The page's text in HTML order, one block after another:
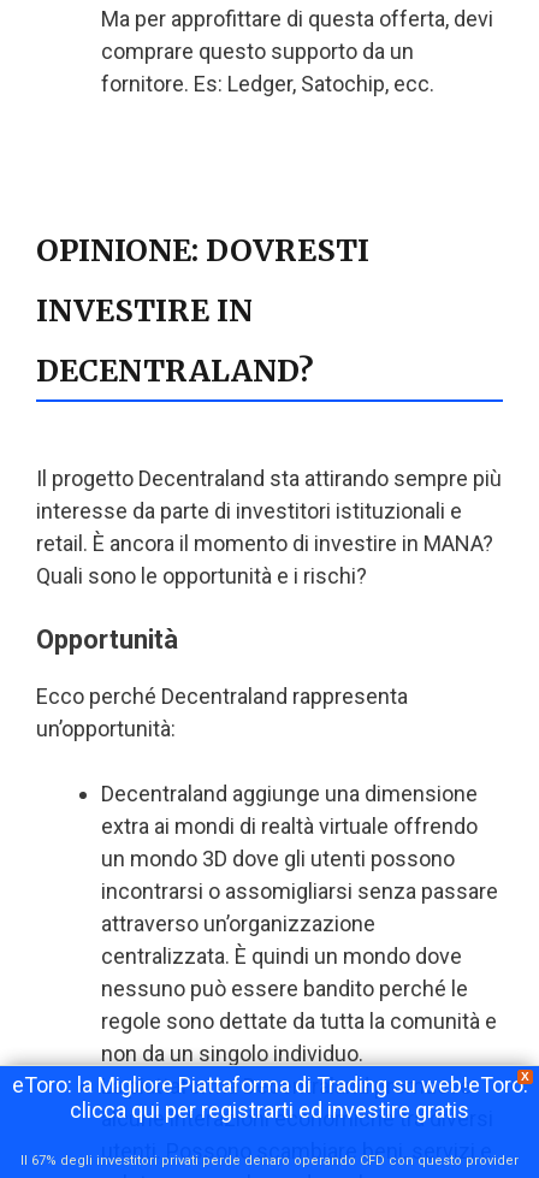
Ma per approfittare di questa offerta, devi
comprare questo supporto da un
fornitore. Es: Ledger, Satochip, ecc.
OPINIONE: DOVRESTI
INVESTIRE IN
DECENTRALAND?
Il progetto Decentraland sta attirando sempre più
interesse da parte di investitori istituzionali e
retail. È ancora il momento di investire in MANA?
Quali sono le opportunità e i rischi?
Opportunità
Ecco perché Decentraland rappresenta
un’opportunità:
Decentraland aggiunge una dimensione
extra ai mondi di realtà virtuale offrendo
un mondo 3D dove gli utenti possono
incontrarsi o assomigliarsi senza passare
attraverso un’organizzazione
centralizzata. È quindi un mondo dove
nessuno può essere bandito perché le
regole sono dettate da tutta la comunità e
non da un singolo individuo.
La piattaforma Decentraland promuove
alcune interazioni economiche tra diversi
utenti. Possono scambiare beni, servizi e
X
eToro: la Migliore Piattaforma di Trading su web!eToro:
clicca qui per registrarti ed investire gratis
Il 67% degli investitori privati perde denaro operando CFD con questo provider